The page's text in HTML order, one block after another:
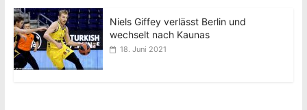
Niels Giffey verlässt Berlin und
wechselt nach Kaunas
18. Juni 2021